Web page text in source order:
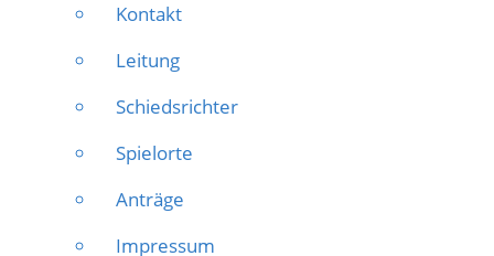
Kontakt
Leitung
Schiedsrichter
Spielorte
Anträge
Impressum